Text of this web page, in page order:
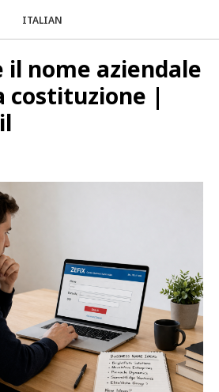
ITALIAN
il nome aziendale
costituzione |